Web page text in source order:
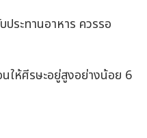
ระทานอาหาร ควรรอ
ให้ศีรษะอยู่สูงอย่างน้อย 6